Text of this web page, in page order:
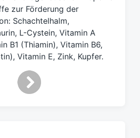
zur Förderung der
Schachtelhalm,
L-Cystein, Vitamin A
B1 (Thiamin), Vitamin B6,
Vitamin E, Zink, Kupfer.